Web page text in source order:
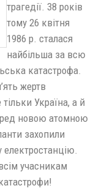
трагедії. 38 років
тому 26 квітня
1986 р. сталася
найбільша за всю
катастрофа.
жертв
Україна, а й
новою атомною
захопили
електростанцію.
учасникам